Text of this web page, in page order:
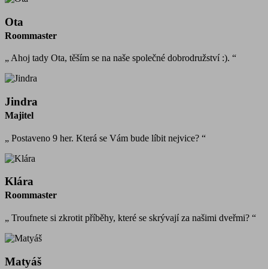
Ota
Roommaster
„ Ahoj tady Ota, těším se na naše společné dobrodružství :). “
Jindra
Majitel
„ Postaveno 9 her. Která se Vám bude líbit nejvice? “
Klára
Roommaster
„ Troufnete si zkrotit příběhy, které se skrývají za našimi dveřmi? “
Matyáš